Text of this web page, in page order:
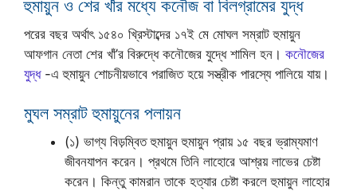
হুমায়ুন ও শের খাঁর মধ্যে কনৌজ বা বিলগ্রামের যুদ্ধ
পরের বছর অর্থাৎ ১৫৪০ খ্রিস্টাব্দের ১৭ই মে মোঘল সম্রাট হুমায়ুন
আফগান নেতা শের খাঁ’র বিরুদ্ধে কনৌজের যুদ্ধে শামিল হন। কনৌজের
যুদ্ধ-এ হুমায়ুন শোচনীয়ভাবে পরাজিত হয়ে সস্ত্রীক পারস্যে পালিয়ে যায়।
মুঘল সম্রাট হুমায়ুনের পলায়ন
(১) ভাগ্য বিড়ম্বিত হুমায়ুন হুমায়ুন প্রায় ১৫ বছর ভ্রাম্যমাণ
জীবনযাপন করেন। প্রথমে তিনি লাহোরে আশ্রয় লাভের চেষ্টা
করেন। কিন্তু কামরান তাকে হত্যার চেষ্টা করলে হুমায়ুন লাহোর